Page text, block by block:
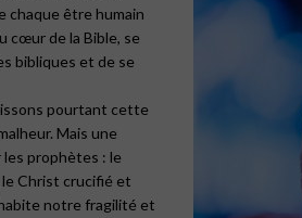
chaque être humain
cœur de la Bible, se
bibliques et de se
pourtant cette
Mais une
les prophètes : le
le Christ crucifié et
notre fragilité et